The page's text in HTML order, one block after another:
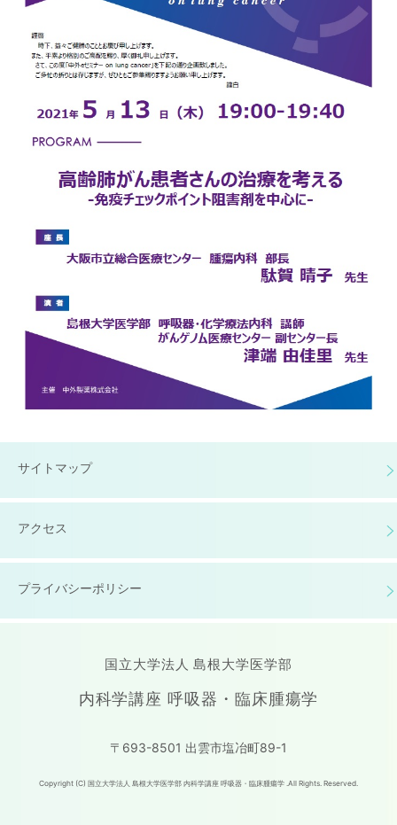
サイトマップ
アクセス
プライバシーポリシー
国立大学法人 島根大学医学部
内科学講座 呼吸器・臨床腫瘍学
〒693-8501 出雲市塩冶町89-1
Copyright (C) 国立大学法人 島根大学医学部 内科学講座 呼吸器・臨床腫瘍学 .All Rights. Reserved.